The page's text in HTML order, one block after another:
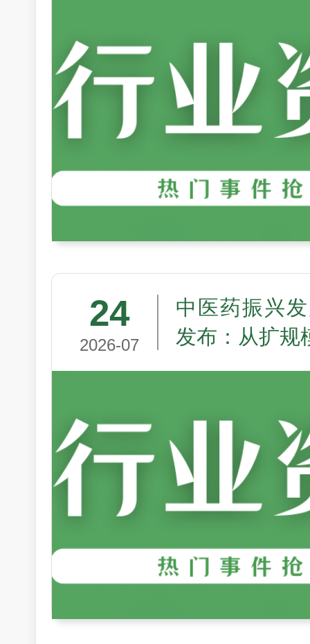
24
2026-07
中医药振兴
发布：从扩规